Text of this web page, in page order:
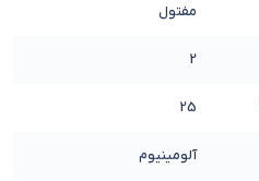
مفتول
2
25
آلومینیوم